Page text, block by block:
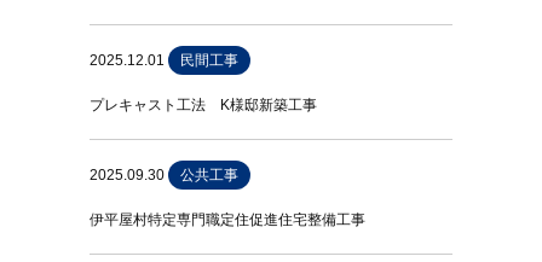
2025.12.01 民間工事
プレキャスト工法 K様邸新築工事
2025.09.30 公共工事
伊平屋村特定専門職定住促進住宅整備工事